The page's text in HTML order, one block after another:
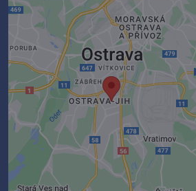
Externý obsah je
Voľbami súkromia
Prajete si načítať externý obsah?
Povoliť tentokrát
Povoliť a zapamätať - súhlas s
druhom cookie: Funkčné